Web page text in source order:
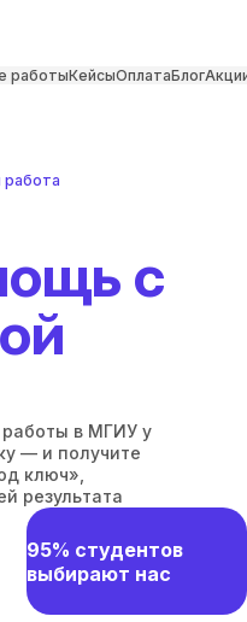
работыКейсыОплатаБлог
работа
с
работы в МГИУ у
— и получите
ключ»,
результата
95% студентов
выбирают нас